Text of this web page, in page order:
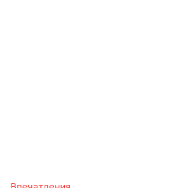
Впечатления